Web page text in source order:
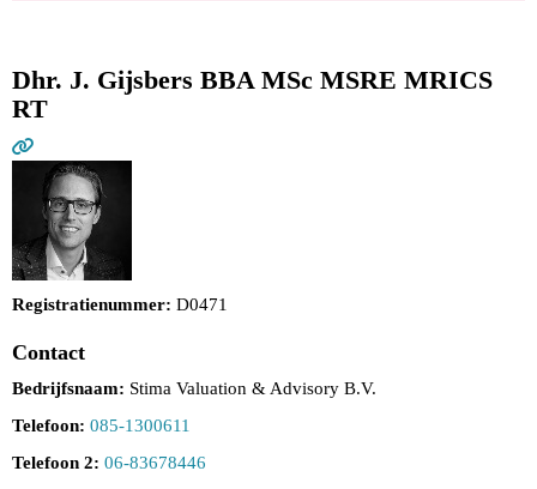
Dhr. J. Gijsbers BBA MSc MSRE MRICS
RT
Registratienummer: D0471
Contact
Bedrijfsnaam: Stima Valuation & Advisory B.V.
Telefoon: 085-1300611
Telefoon 2: 06-83678446